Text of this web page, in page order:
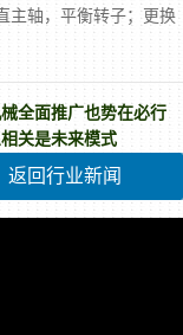
主轴，平衡转子；更换
全面推广也势在必行
关是未来模式
返回行业新闻